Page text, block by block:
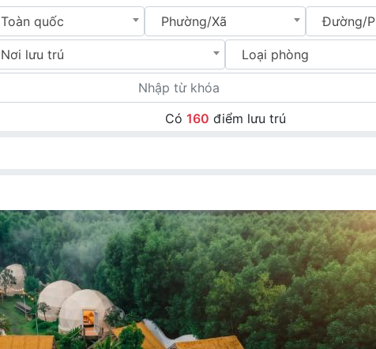
Toàn quốc Phường/Xã Đường/
Nơi lưu trú Loại phòng
Có 160 điểm lưu trú